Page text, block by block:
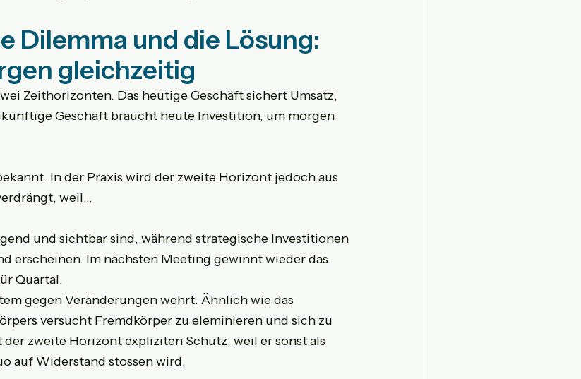
Dilemma und die Lösung:
gleichzeitig
Zeithorizonten. Das heutige Geschäft sichert Umsatz,
Geschäft braucht heute Investition, um morgen
In der Praxis wird der zweite Horizont jedoch aus
weil...
und sichtbar sind, während strategische Investitionen
erscheinen. Im nächsten Meeting gewinnt wieder das
Quartal.
gegen Veränderungen wehrt. Ähnlich wie das
versucht Fremdkörper zu eleminieren und sich zu
zweite Horizont expliziten Schutz, weil er sonst als
auf Widerstand stossen wird.